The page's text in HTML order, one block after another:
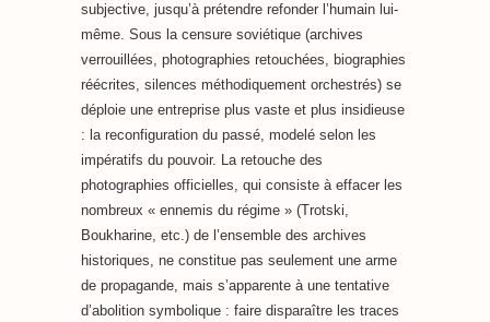
subjective, jusqu’à prétendre refonder l’humain lui-
même. Sous la censure soviétique (archives
verrouillées, photographies retouchées, biographies
réécrites, silences méthodiquement orchestrés) se
déploie une entreprise plus vaste et plus insidieuse
: la reconfiguration du passé, modelé selon les
impératifs du pouvoir. La retouche des
photographies officielles, qui consiste à effacer les
nombreux « ennemis du régime » (Trotski,
Boukharine, etc.) de l’ensemble des archives
historiques, ne constitue pas seulement une arme
de propagande, mais s’apparente à une tentative
d’abolition symbolique : faire disparaître les traces